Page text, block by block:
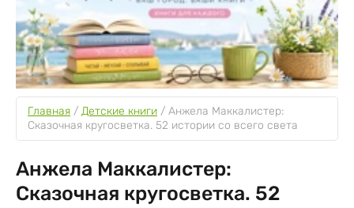
Главная / Детские книги / Анжела Маккалистер:
Сказочная кругосветка. 52 истории со всего света
Анжела Маккалистер:
Сказочная кругосветка. 52